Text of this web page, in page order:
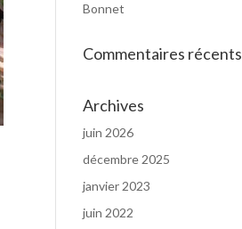
Bonnet
Commentaires récents
Archives
juin 2026
décembre 2025
janvier 2023
juin 2022